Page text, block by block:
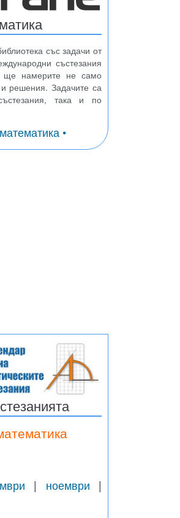
със задачи от
състезания
ще намерите не само
решения. Задачите са
така и по
•
| ноември |